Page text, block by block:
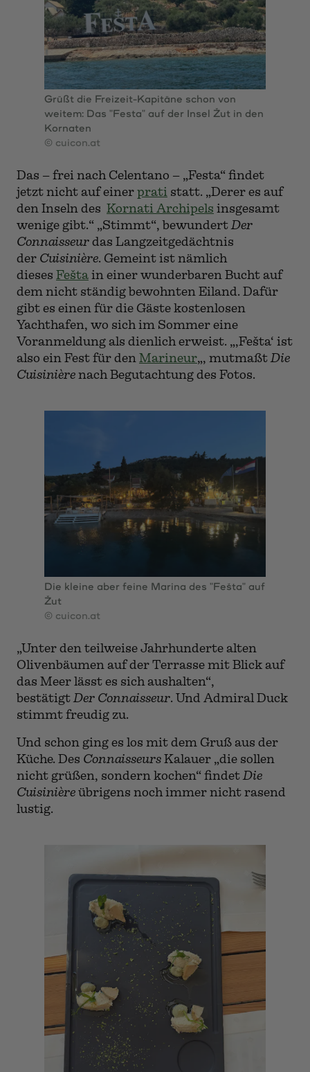
Grüßt die Freizeit-Kapitäne schon von
weitem: Das "Festa" auf der Insel Žut in den
Kornaten
© cuicon.at
Das – frei nach Celentano – „Festa“ findet
jetzt nicht auf einer prati statt. „Derer es auf
den Inseln des Kornati Archipels insgesamt
wenige gibt.“ „Stimmt“, bewundert Der
Connaisseur das Langzeitgedächtnis
der Cuisinière. Gemeint ist nämlich
dieses Fešta in einer wunderbaren Bucht auf
dem nicht ständig bewohnten Eiland. Dafür
gibt es einen für die Gäste kostenlosen
Yachthafen, wo sich im Sommer eine
Voranmeldung als dienlich erweist. „‚Fešta‘ ist
also ein Fest für den Marineur„, mutmaßt Die
Cuisinière nach Begutachtung des Fotos.
Die kleine aber feine Marina des "Fešta" auf
Žut
© cuicon.at
„Unter den teilweise Jahrhunderte alten
Olivenbäumen auf der Terrasse mit Blick auf
das Meer lässt es sich aushalten“,
bestätigt Der Connaisseur. Und Admiral Duck
stimmt freudig zu.
Und schon ging es los mit dem Gruß aus der
Küche. Des Connaisseurs Kalauer „die sollen
nicht grüßen, sondern kochen“ findet Die
Cuisinière übrigens noch immer nicht rasend
lustig.